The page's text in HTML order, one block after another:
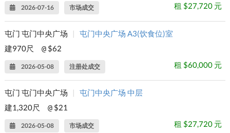
2026-07-16 市场成交 租 $27,720 元
屯门 屯门中央广场 |
屯门中央广场 A3(饮食位)室
建970尺
@ $62
2026-05-08 注册处成交 租 $60,000 元
屯门 屯门中央广场 |
屯门中央广场 中层
建1,320尺
@ $21
2026-05-08 市场成交 租 $27,720 元